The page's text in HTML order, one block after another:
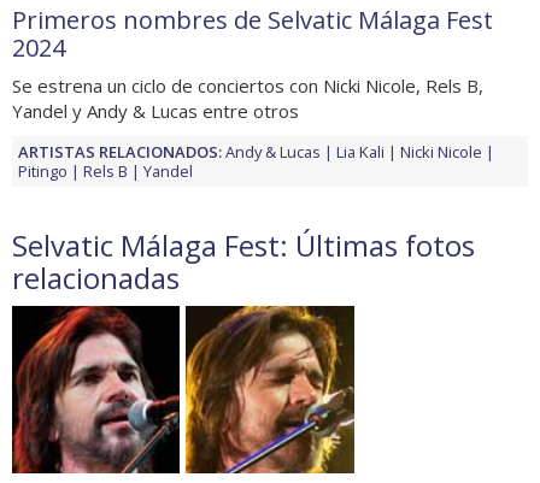
Primeros nombres de Selvatic Málaga Fest
2024
Se estrena un ciclo de conciertos con Nicki Nicole, Rels B,
Yandel y Andy & Lucas entre otros
ARTISTAS RELACIONADOS:Andy & Lucas Lia Kali
Nicki Nicole
Pitingo
Rels B Yandel
Selvatic Málaga Fest: Últimas fotos
relacionadas